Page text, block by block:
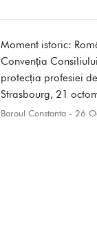
Moment istoric:
Convenția
protecția profesiei
Strasbourg, 21
Baroul Constanta - 26